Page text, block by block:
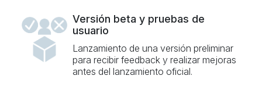
Versión beta y pruebas de
usuario
Lanzamiento de una versión preliminar
para recibir feedback y realizar mejoras
antes del lanzamiento oficial.